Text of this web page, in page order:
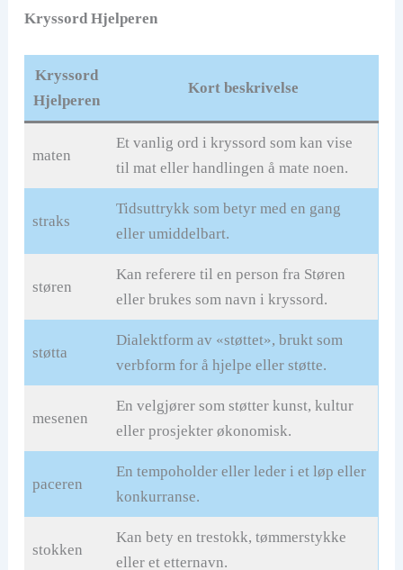
Kryssord Hjelperen
Kryssord
Hjelperen
Kort beskrivelse
maten
Et vanlig ord i kryssord som kan vise
til mat eller handlingen å mate noen.
straks
Tidsuttrykk som betyr med en gang
eller umiddelbart.
støren
Kan referere til en person fra Støren
eller brukes som navn i kryssord.
støtta
Dialektform av «støttet», brukt som
verbform for å hjelpe eller støtte.
mesenen
En velgjører som støtter kunst, kultur
eller prosjekter økonomisk.
paceren
En tempoholder eller leder i et løp eller
konkurranse.
stokken
Kan bety en trestokk, tømmerstykke
eller et etternavn.